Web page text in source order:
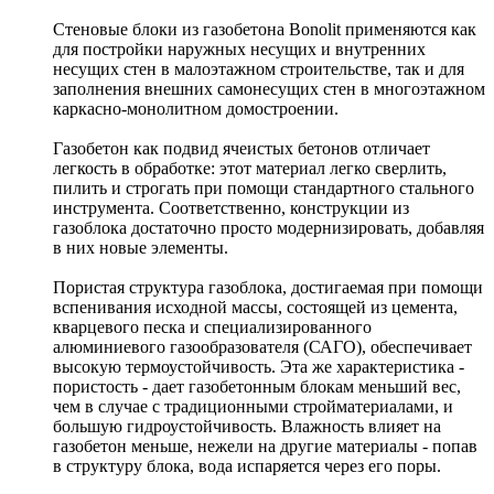
Стеновые блоки из газобетона Bonolit применяются как
для постройки наружных несущих и внутренних
несущих стен в малоэтажном строительстве, так и для
заполнения внешних самонесущих стен в многоэтажном
каркасно-монолитном домостроении.
Газобетон как подвид ячеистых бетонов отличает
легкость в обработке: этот материал легко сверлить,
пилить и строгать при помощи стандартного стального
инструмента. Соответственно, конструкции из
газоблока достаточно просто модернизировать, добавляя
в них новые элементы.
Пористая структура газоблока, достигаемая при помощи
вспенивания исходной массы, состоящей из цемента,
кварцевого песка и специализированного
алюминиевого газообразователя (САГО), обеспечивает
высокую термоустойчивость. Эта же характеристика -
пористость - дает газобетонным блокам меньший вес,
чем в случае с традиционными стройматериалами, и
большую гидроустойчивость. Влажность влияет на
газобетон меньше, нежели на другие материалы - попав
в структуру блока, вода испаряется через его поры.